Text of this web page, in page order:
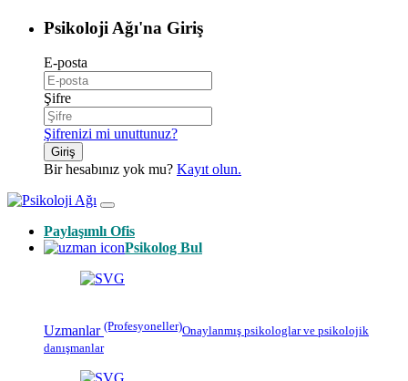
Psikoloji Ağı'na Giriş
E-posta
Şifre
Şifrenizi mi unuttunuz?
Giriş
Bir hesabınız yok mu? Kayıt olun.
Paylaşımlı Ofis
Psikolog Bul
Uzmanlar (Profesyoneller)Onaylanmış psikologlarve psikolojik
danışmanlar